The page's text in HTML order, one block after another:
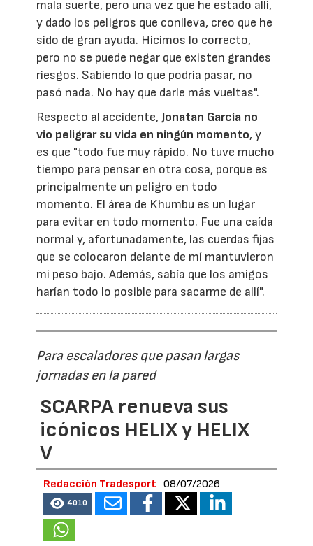
mala suerte, pero una vez que he estado allí,
y dado los peligros que conlleva, creo que he
sido de gran ayuda. Hicimos lo correcto,
pero no se puede negar que existen grandes
riesgos. Sabiendo lo que podría pasar, no
pasó nada. No hay que darle más vueltas".
Respecto al accidente, Jonatan García no
vio peligrar su vida en ningún momento, y
es que "todo fue muy rápido. No tuve mucho
tiempo para pensar en otra cosa, porque es
principalmente un peligro en todo
momento. El área de Khumbu es un lugar
para evitar en todo momento. Fue una caída
normal y, afortunadamente, las cuerdas fijas
que se colocaron delante de mí mantuvieron
mi peso bajo. Además, sabía que los amigos
harían todo lo posible para sacarme de allí".
Para escaladores que pasan largas
jornadas en la pared
SCARPA renueva sus
icónicos HELIX y HELIX
V
Redacción Tradesport 08/07/2026
4010